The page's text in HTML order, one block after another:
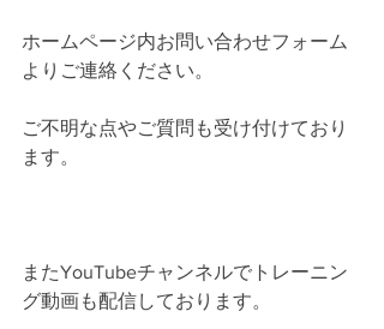
ホームページ内お問い合わせフォーム
よりご連絡ください。
ご不明な点やご質問も受け付けており
ます。
またYouTubeチャンネルでトレーニン
グ動画も配信しております。